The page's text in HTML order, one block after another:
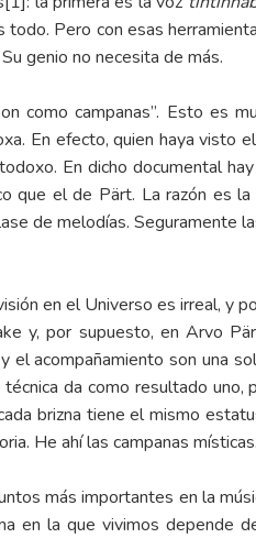
todo. Pero con esas
genio no necesita de más.
campanas”. Esto es
En efecto, quien haya visto
En dicho documental
que el de Pärt. La razón es la
de melodías. Seguramente
en el Universo es irreal, y
y, por supuesto, en Arvo
acompañamiento son una
da como resultado uno,
brizna tiene el mismo
He ahí las campanas místicas.
más importantes en la
en la que vivimos depende